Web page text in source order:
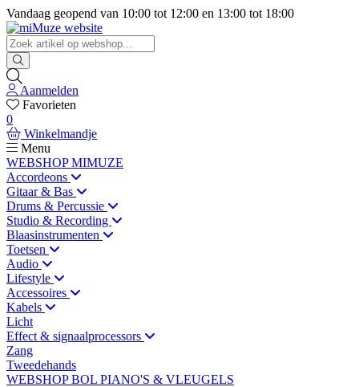
Vandaag geopend van 10:00 tot 12:00 en 13:00 tot 18:00
Aanmelden
Favorieten
0
Winkelmandje
Menu
WEBSHOP MIMUZE
Accordeons
Gitaar & Bas
Drums & Percussie
Studio & Recording
Blaasinstrumenten
Toetsen
Audio
Lifestyle
Accessoires
Kabels
Licht
Effect & signaalprocessors
Zang
Tweedehands
WEBSHOP BOL PIANO'S & VLEUGELS